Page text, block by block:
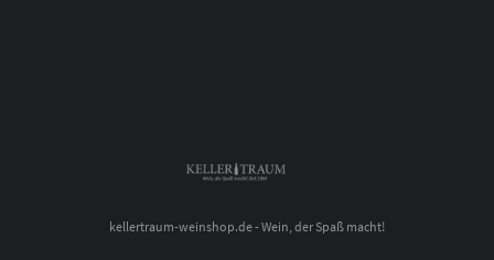
kellertraum-weinshop.de - Wein, der Spaß macht!